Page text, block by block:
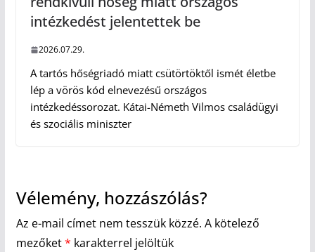
intézkedést jelentettek be
2026.07.29.
A tartós hőségriadó miatt csütörtöktől ismét életbe
lép a vörös kód elnevezésű országos
intézkedéssorozat. Kátai-Németh Vilmos családügyi
és szociális miniszter
Vélemény, hozzászólás?
Az e-mail címet nem tesszük közzé. A kötelező
mezőket* karakterrel jelöltük